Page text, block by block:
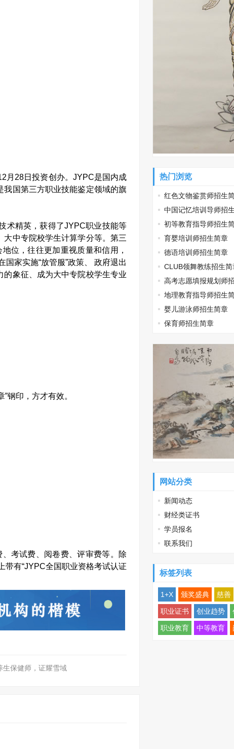
月 28日投资创办。 JYPC是国内成
我国第三方职业技能鉴定领域的旗
术精英，获得了JYPC职业技能等
中专院校学生计算学分等。第三
位，往往更加重视质量和信用，
家实施“放管服”政策、 政府退出
象征、成为大中专院校学生专业
钢印，方才有效。
考试费、阅卷费、评审费等。除
带有“JYPC全国职业资格考试认证
生保健师，证耀雪域
热门浏览
红色文物鉴赏师招生
中国记忆培训导师招
初等教育指导师招生
育婴培训师招生简章
德语培训师招生简章
CLUB领舞教练招生简
高考志愿填报规划师
地理教育指导师招生
婴儿游泳师招生简章
保育师招生简章
网站分类
新闻动态
财经类证书
学员报名
联系我们
标签列表
1+X 颁奖盛典 慈善
职业证书 创业趋势
职业教育 中等教育